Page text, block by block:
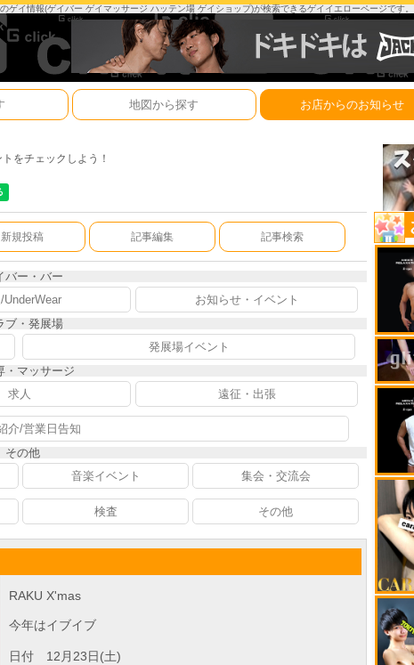
ゲイ情報(ゲイバー ゲイマッサージ ハッテン場 ゲイショップ)が検索できるゲイイエローページです。
地図から探す お店からのお知らせ
をチェックしよう！
新規投稿 記事編集 記事検索
バー・バー
UnderWear
お知らせ・イベント
ブ・発展場
発展場イベント
・マッサージ
求人 遠征・出張
介/営業日告知
その他
音楽イベント 集会・交流会
検査 その他
RAKU X'mas
今年はイブイブ
日付 12月23日(土)